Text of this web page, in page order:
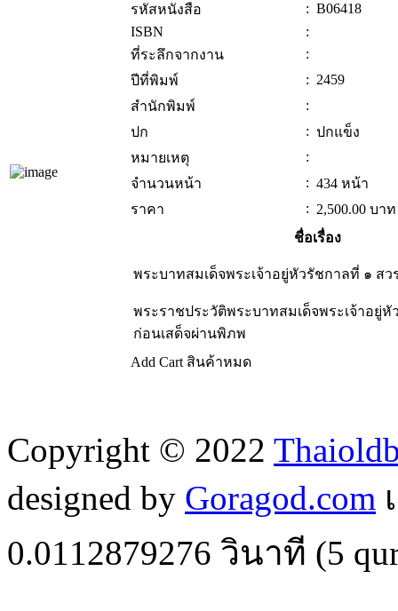
รหัสหนังสือ
: B06418
ISBN
:
ที่ระลึกจากงาน
:
ปีที่พิมพ์
: 2459
สำนักพิมพ์
:
ปก
: ปกแข็ง
หมายเหตุ
:
จำนวนหน้า
: 434 หน้า
ราคา
: 2,500.00 บาท
ชื่อเรื่อง
พระบาทสมเด็จพระเจ้าอยู่หัวรัชกาลที่ ๑ สว
พระราชประวัติพระบาทสมเด็จพระเจ้าอยู่หั
ก่อนเสด็จผ่านพิภพ
Add Cart สินค้าหมด
Copyright © 2022
designed by Goragod.com
0.0112879276 วินาที (5